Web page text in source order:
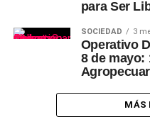
para Ser
SOCIEDAD 3
Operativo
8 de mayo:
MÁS